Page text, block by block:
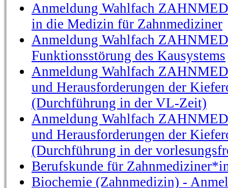
Anmeldung Wahlfach
in die Medizin für Zahnmediziner
Anmeldung Wahlfach
Funktionsstörung des Kausystems
Anmeldung Wahlfach
und Herausforderungen der
(Durchführung in der VL-Zeit)
Anmeldung Wahlfach
und Herausforderungen der
(Durchführung in der
Berufskunde für
Biochemie (Zahnmedizin) -